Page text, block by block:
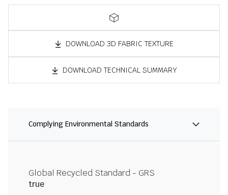
DOWNLOAD 3D FABRIC TEXTURE
DOWNLOAD TECHNICAL SUMMARY
Complying Environmental Standards
Global Recycled Standard - GRS
true